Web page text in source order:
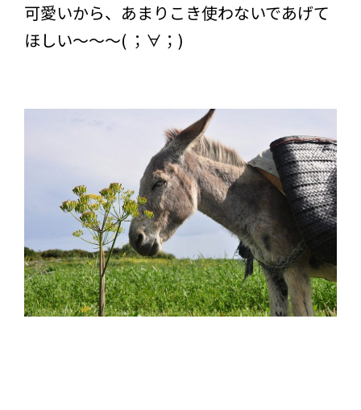
可愛いから、あまりこき使わないであげて
ほしい〜〜〜( ；∀；)